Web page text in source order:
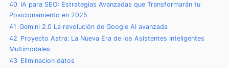
40 IA para SEO: Estrategias Avanzadas que Transformarán tu
Posicionamiento en 2025
41 Gemini 2.0 La revolución de Google AI avanzada
42 Proyecto Astra: La Nueva Era de los Asistentes Inteligentes
Multimodales
43 Eliminacion datos